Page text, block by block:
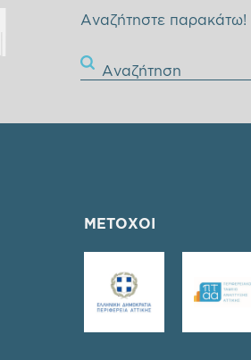
Αναζήτηστε παρακάτω!
Αναζήτηση
ΜΕΤΟΧΟΙ